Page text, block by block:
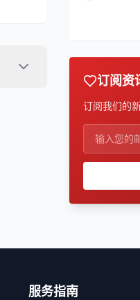
订阅资
订阅我们的
服务指南